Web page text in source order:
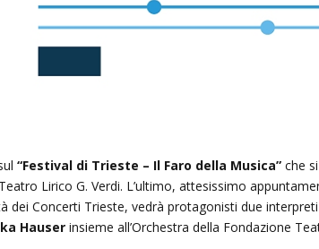
“Festival di Trieste – Il Faro della Musica”che
Lirico G. Verdi. L’ultimo, attesissimo
dei Concerti Trieste, vedrà protagonisti due
Hauser insieme all’Orchestra della Fondazione